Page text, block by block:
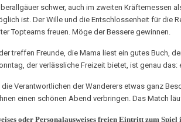
schwer, auch im zweiten Kräftemessen
ist. Der Wille und die Entschlossenheit für die
Topteams freuen. Möge der Bessere gewinnen.
treffen Freunde, die Mama liest ein gutes Buch,
der verlässliche Freizeit bietet, ist genau das:
Verantwortlichen der Wanderers etwas ganz
einen schönen Abend verbringen. Das Match
oder Personalausweises freien Eintritt zum